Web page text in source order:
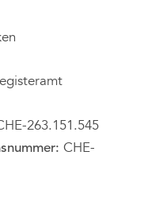
263.151.545
CHE-